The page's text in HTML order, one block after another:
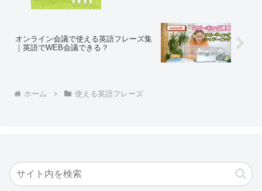
オンライン会議で使える英語フレーズ集
｜英語でWEB会議できる？
ホーム 使える英語フレーズ